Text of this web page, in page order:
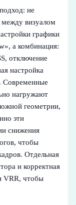
не
между визуалом
графики
а комбинация:
отключение
настройка
Современные
нагружают
геометрии,
эти
снижения
чтобы
Отдельная
и корректная
VRR, чтобы